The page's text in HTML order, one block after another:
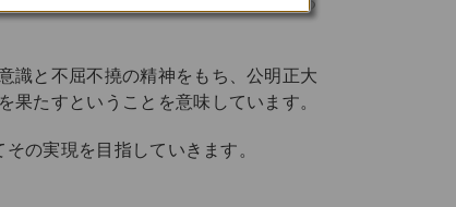
識と不屈不撓の精神をもち、公明正大
たすということを意味しています。
の実現を目指していきます。